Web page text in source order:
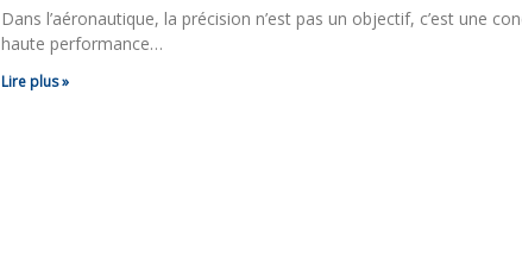
Dans l’aéronautique, la précision n’est pas un objectif, c’est une
haute performance…
Lire plus »